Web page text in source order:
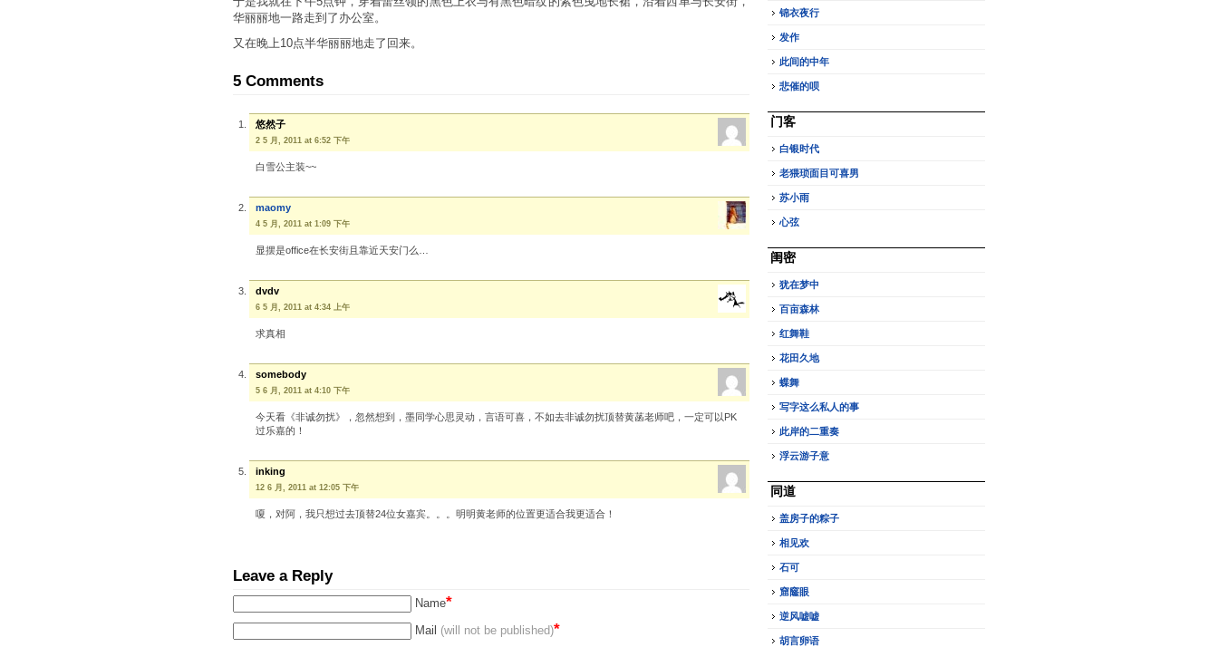
华丽丽地一路走到了办公室。
又在晚上10点半华丽丽地走了回来。
5 Comments
悠然子
2 5 月, 2011 at 6:52 下午
白雪公主装~~
maomy
4 5 月, 2011 at 1:09 下午
显摆是office在长安街且靠近天安门么…
dvdv
6 5 月, 2011 at 4:34 上午
求真相
somebody
5 6 月, 2011 at 4:10 下午
今天看《非诚勿扰》，忽然想到，墨同学心思灵动，言语可喜，不如去非诚勿扰顶替黄菡老师吧，一定可以PK
过乐嘉的！
inking
12 6 月, 2011 at 12:05 下午
嗄，对阿，我只想过去顶替24位女嘉宾。。。明明黄老师的位置更适合我更适合！
Leave a Reply
Name*
Mail (will not be published)*
锦衣夜行
发作
此间的中年
悲催的呗
门客
白银时代
老猥琐面目可喜男
苏小雨
心弦
闺密
犹在梦中
百亩森林
红舞鞋
花田久地
蝶舞
写字这么私人的事
此岸的二重奏
浮云游子意
同道
盖房子的粽子
相见欢
石可
窟窿眼
逆风嘘嘘
胡言卵语